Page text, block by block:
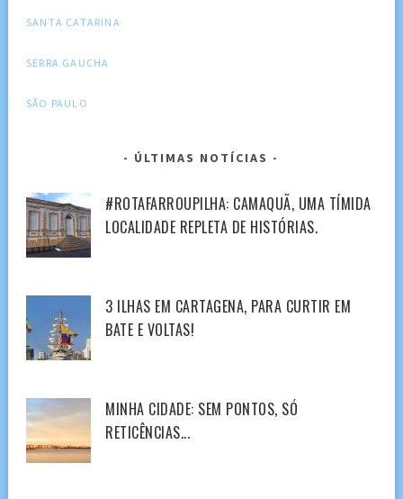
SANTA CATARINA
SERRA GAUCHA
SÃO PAULO
ÚLTIMAS NOTÍCIAS
#ROTAFARROUPILHA: CAMAQUÃ, UMA TÍMIDA
LOCALIDADE REPLETA DE HISTÓRIAS.
3 ILHAS EM CARTAGENA, PARA CURTIR EM
BATE E VOLTAS!
MINHA CIDADE: SEM PONTOS, SÓ
RETICÊNCIAS...